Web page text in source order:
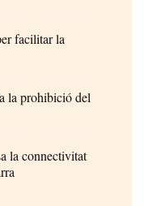
facilitar la
la prohibició del
la connectivitat